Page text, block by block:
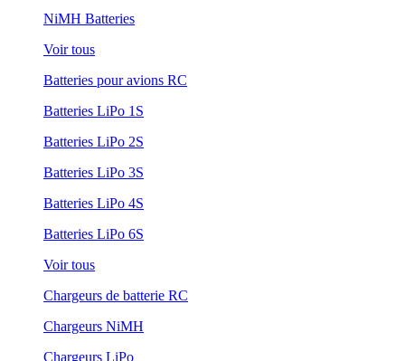
NiMH Batteries
Voir tous
Batteries pour avions RC
Batteries LiPo 1S
Batteries LiPo 2S
Batteries LiPo 3S
Batteries LiPo 4S
Batteries LiPo 6S
Voir tous
Chargeurs de batterie RC
Chargeurs NiMH
Chargeurs LiPo